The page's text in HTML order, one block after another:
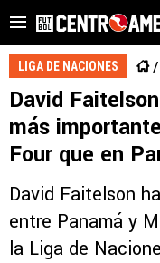
LIGA DE NACIONES
David
más
Four que en
David Faitelson
entre Panamá y
la Liga de